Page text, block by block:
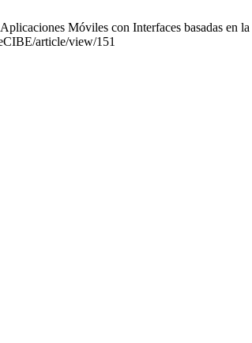
Móviles con Interfaces basadas en
article/view/151